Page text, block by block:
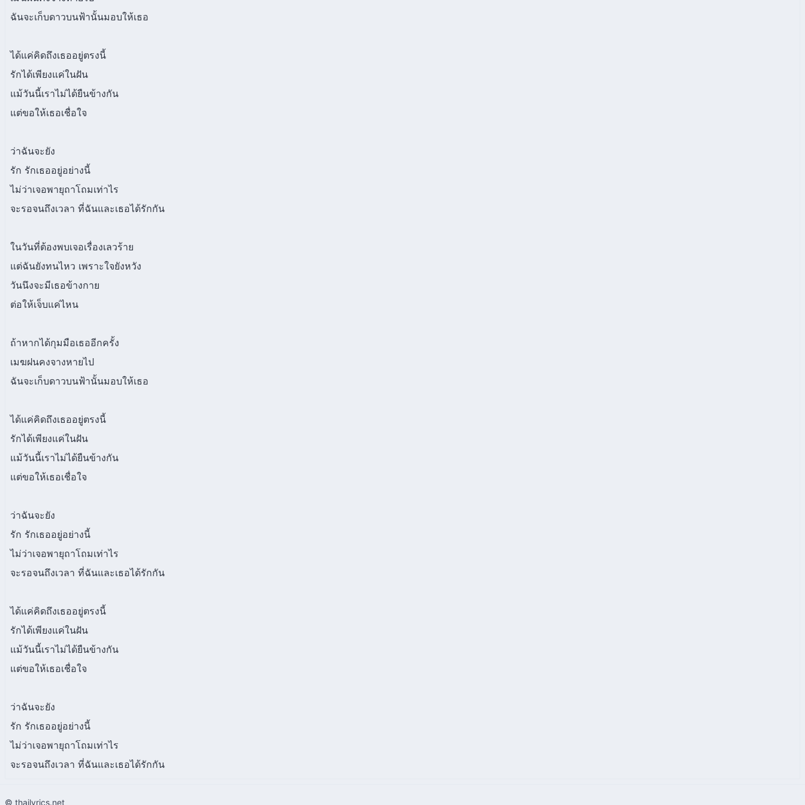
ฉันจะเก็บดาวบนฟ้านั้นมอบให้เธอ
ได้แค่คิดถึงเธออยู่ตรงนี้
รักได้เพียงแค่ในฝัน
แม้วันนี้เราไม่ได้ยืนข้างกัน
แต่ขอให้เธอเชื่อใจ
ว่าฉันจะยัง
รัก รักเธออยู่อย่างนี้
ไม่ว่าเจอพายุถาโถมเท่าไร
จะรอจนถึงเวลา ที่ฉันและเธอได้รักกัน
ในวันที่ต้องพบเจอเรื่องเลวร้าย
แต่ฉันยังทนไหว เพราะใจยังหวัง
วันนึงจะมีเธอข้างกาย
ต่อให้เจ็บแค่ไหน
ถ้าหากได้กุมมือเธออีกครั้ง
เมฆฝนคงจางหายไป
ฉันจะเก็บดาวบนฟ้านั้นมอบให้เธอ
ได้แค่คิดถึงเธออยู่ตรงนี้
รักได้เพียงแค่ในฝัน
แม้วันนี้เราไม่ได้ยืนข้างกัน
แต่ขอให้เธอเชื่อใจ
ว่าฉันจะยัง
รัก รักเธออยู่อย่างนี้
ไม่ว่าเจอพายุถาโถมเท่าไร
จะรอจนถึงเวลา ที่ฉันและเธอได้รักกัน
ได้แค่คิดถึงเธออยู่ตรงนี้
รักได้เพียงแค่ในฝัน
แม้วันนี้เราไม่ได้ยืนข้างกัน
แต่ขอให้เธอเชื่อใจ
ว่าฉันจะยัง
รัก รักเธออยู่อย่างนี้
ไม่ว่าเจอพายุถาโถมเท่าไร
จะรอจนถึงเวลา ที่ฉันและเธอได้รักกัน
© thailyrics.net